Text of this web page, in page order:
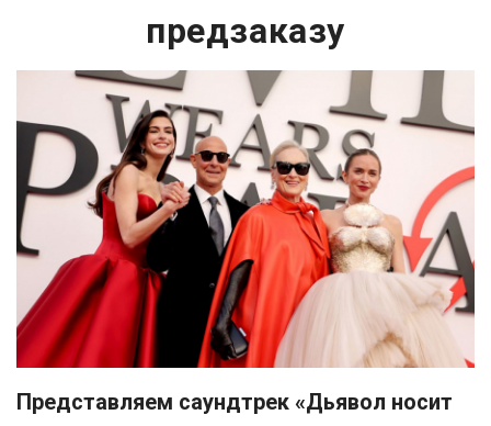
предзаказу
Представляем саундтрек «Дьявол носит